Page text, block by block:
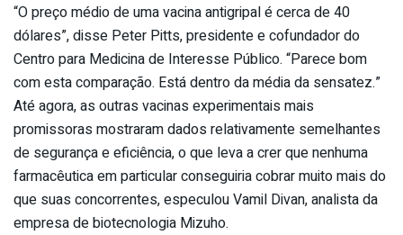
“O preço médio de uma vacina antigripal é cerca de 40
dólares”, disse Peter Pitts, presidente e cofundador do
Centro para Medicina de Interesse Público. “Parece bom
com esta comparação. Está dentro da média da sensatez.”
Até agora, as outras vacinas experimentais mais
promissoras mostraram dados relativamente semelhantes
de segurança e eficiência, o que leva a crer que nenhuma
farmacêutica em particular conseguiria cobrar muito mais do
que suas concorrentes, especulou Vamil Divan, analista da
empresa de biotecnologia Mizuho.